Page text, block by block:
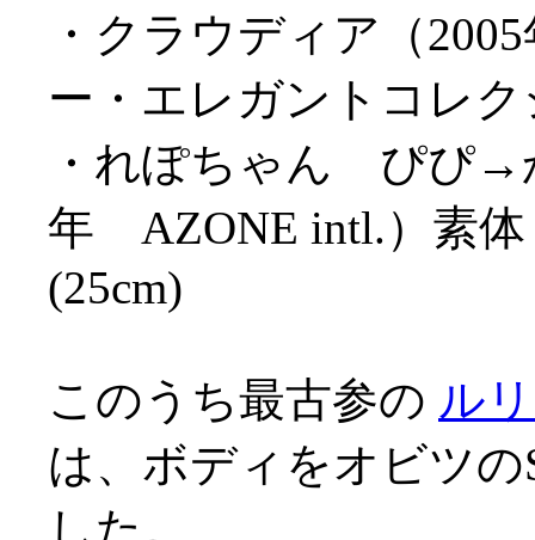
・クラウディア（
ー・エレガントコレク
・れぽちゃん ぴぴ→
年 AZONE intl.）素体
(25cm)
このうち最古参の ル
は、ボディをオビツ
した。